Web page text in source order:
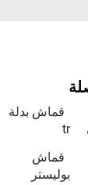
قماش بدلة
tr
قماش
بوليستر